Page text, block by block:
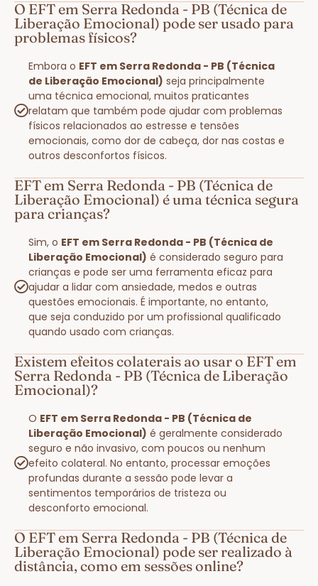
O EFT em Serra Redonda - PB (Técnica de
Liberação Emocional) pode ser usado para
problemas físicos?
Embora o EFT em Serra Redonda - PB (Técnica
de Liberação Emocional) seja principalmente
uma técnica emocional, muitos praticantes
relatam que também pode ajudar com problemas
físicos relacionados ao estresse e tensões
emocionais, como dor de cabeça, dor nas costas e
outros desconfortos físicos.
EFT em Serra Redonda - PB (Técnica de
Liberação Emocional) é uma técnica segura
para crianças?
Sim, o EFT em Serra Redonda - PB (Técnica de
Liberação Emocional) é considerado seguro para
crianças e pode ser uma ferramenta eficaz para
ajudar a lidar com ansiedade, medos e outras
questões emocionais. É importante, no entanto,
que seja conduzido por um profissional qualificado
quando usado com crianças.
Existem efeitos colaterais ao usar o EFT em
Serra Redonda - PB (Técnica de Liberação
Emocional)?
O EFT em Serra Redonda - PB (Técnica de
Liberação Emocional) é geralmente considerado
seguro e não invasivo, com poucos ou nenhum
efeito colateral. No entanto, processar emoções
profundas durante a sessão pode levar a
sentimentos temporários de tristeza ou
desconforto emocional.
O EFT em Serra Redonda - PB (Técnica de
Liberação Emocional) pode ser realizado à
distância, como em sessões online?